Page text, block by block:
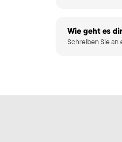
Wie geht es
Schreiben Sie an